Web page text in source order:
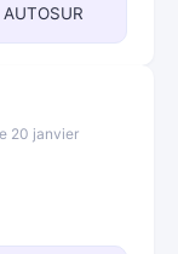
20 janvier